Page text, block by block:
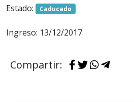
Estado: Caducado
Ingreso: 13/12/2017
Compartir: